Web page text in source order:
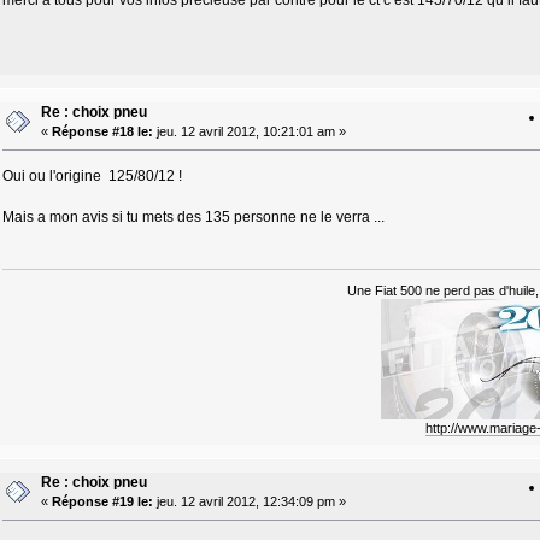
Re : choix pneu
« Réponse #18 le: jeu. 12 avril 2012, 10:21:01 am »
Oui ou l'origine 125/80/12 !
Mais a mon avis si tu mets des 135 personne ne le verra ...
Une Fiat 500 ne perd pas
http://
Re : choix pneu
« Réponse #19 le: jeu. 12 avril 2012, 12:34:09 pm »